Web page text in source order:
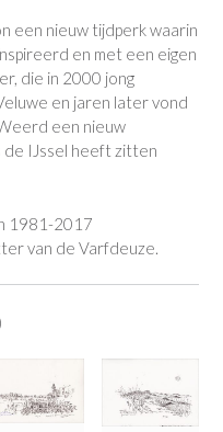
een nieuw tijdperk waarin
en met een eigen
die in 2000 jong
en jaren later vond
een nieuw
de IJssel heeft zitten
1981-2017
van de Varfdeuze.